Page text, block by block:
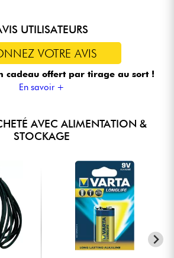
UTILISATEURS
VOTRE AVIS
cadeau offert par tirage au sort !
En savoir +
AVEC ALIMENTATION &
STOCKAGE